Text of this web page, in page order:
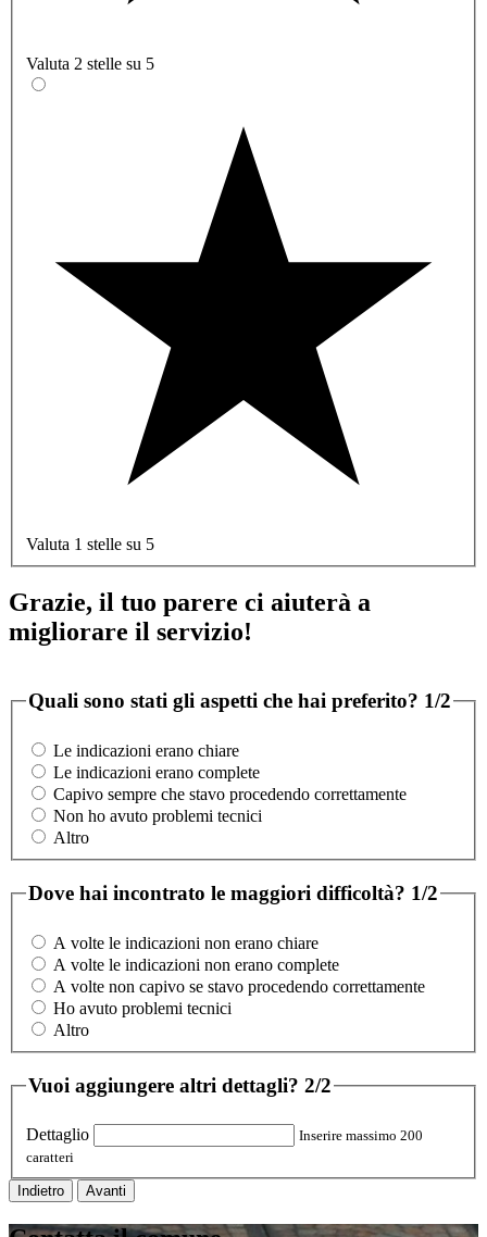
Valuta 2 stelle su 5
Valuta 1 stelle su 5
Grazie, il tuo parere ci aiuterà a
migliorare il servizio!
Quali sono stati gli aspetti che hai preferito? 1/2
Le indicazioni erano chiare
Le indicazioni erano complete
Capivo sempre che stavo procedendo correttamente
Non ho avuto problemi tecnici
Altro
Dove hai incontrato le maggiori difficoltà? 1/2
A volte le indicazioni non erano chiare
A volte le indicazioni non erano complete
A volte non capivo se stavo procedendo correttamente
Ho avuto problemi tecnici
Altro
Vuoi aggiungere altri dettagli? 2/2
Dettaglio
Inserire massimo 200
caratteri
Indietro Avanti